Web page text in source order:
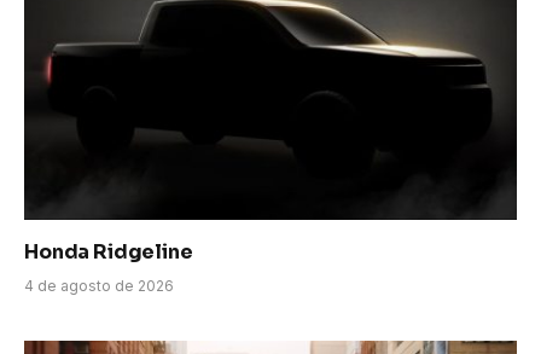
Honda Ridgeline
4 de agosto de 2026